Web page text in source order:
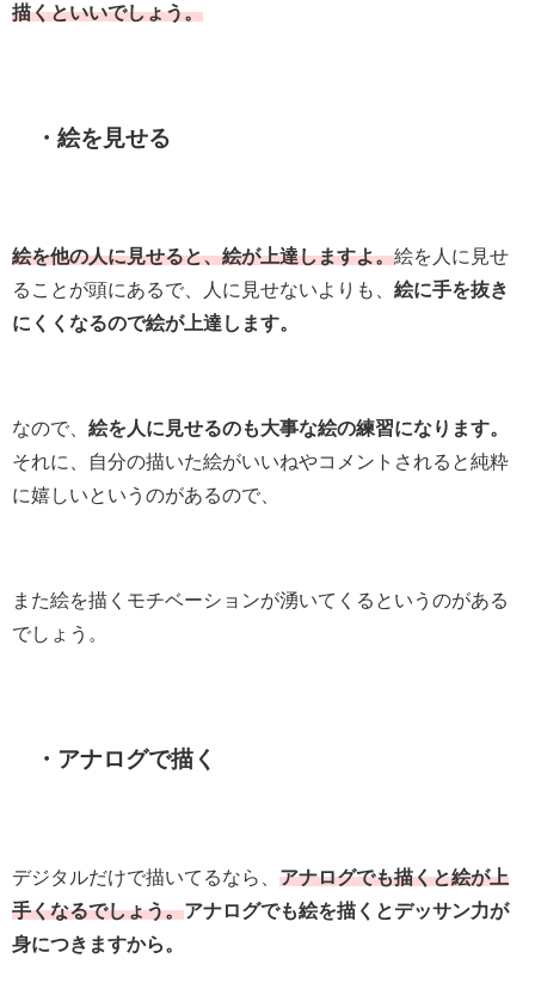
描くといいでしょう。
・絵を見せる
絵を他の人に見せると、絵が上達しますよ。絵を人に見せ
ることが頭にあるで、人に見せないよりも、 絵に手を抜き
にくくなるので絵が上達します。
なので、 絵を人に見せるのも大事な絵の練習になります。
それに、自分の描いた絵がいいねやコメントされると純粋
に嬉しいというのがあるので、
また絵を描くモチベーションが湧いてくるというのがある
でしょう。
・アナログで描く
デジタルだけで描いてるなら、 アナログでも描くと絵が上
手くなるでしょう。アナログでも絵を描くとデッサン力が
身につきますから。